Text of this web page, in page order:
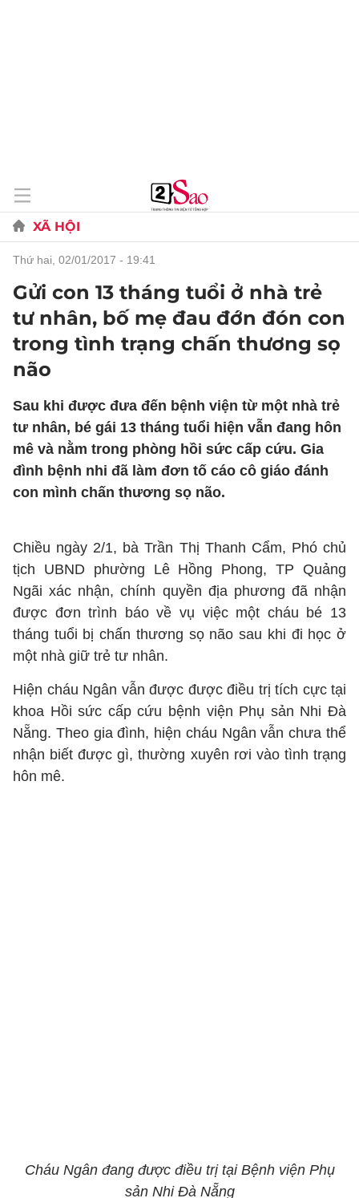
XÃ HỘI
thứ hai, 02/01/2017 - 19:41
Gửi con 13 tháng tuổi ở nhà trẻ
tư nhân, bố mẹ đau đớn đón con
trong tình trạng chấn thương sọ
não
Sau khi được đưa đến bệnh viện từ một nhà trẻ
tư nhân, bé gái 13 tháng tuổi hiện vẫn đang hôn
mê và nằm trong phòng hồi sức cấp cứu. Gia
đình bệnh nhi đã làm đơn tố cáo cô giáo đánh
con mình chấn thương sọ não.
Chiều ngày 2/1, bà Trần Thị Thanh Cẩm, Phó chủ
tịch UBND phường Lê Hồng Phong, TP Quảng
Ngãi xác nhận, chính quyền địa phương đã nhận
được đơn trình báo về vụ việc một cháu bé 13
tháng tuổi bị chấn thương sọ não sau khi đi học ở
một nhà giữ trẻ tư nhân.
Hiện cháu Ngân vẫn được được điều trị tích cực tại
khoa Hồi sức cấp cứu bệnh viện Phụ sản Nhi Đà
Nẵng. Theo gia đình, hiện cháu Ngân vẫn chưa thể
nhận biết được gì, thường xuyên rơi vào tình trạng
hôn mê.
Cháu Ngân đang được điều trị tại Bệnh viện Phụ
sản Nhi Đà Nẵng